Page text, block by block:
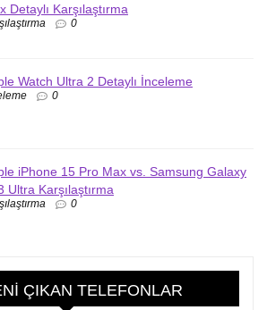
Detaylı Karşılaştırma
0
Watch Ultra 2 Detaylı İnceleme
0
iPhone 15 Pro Max vs. Samsung Galaxy
Ultra Karşılaştırma
0
ÇIKAN TELEFONLAR